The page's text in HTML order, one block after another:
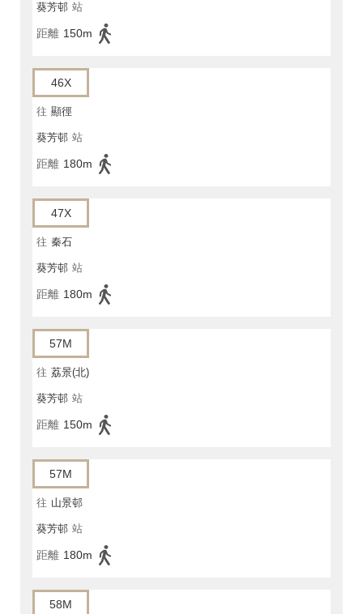
葵芳邨 站
距離 150m
46X
往 顯徑
葵芳邨 站
距離 180m
47X
往 秦石
葵芳邨 站
距離 180m
57M
往 荔景(北)
葵芳邨 站
距離 150m
57M
往 山景邨
葵芳邨 站
距離 180m
58M